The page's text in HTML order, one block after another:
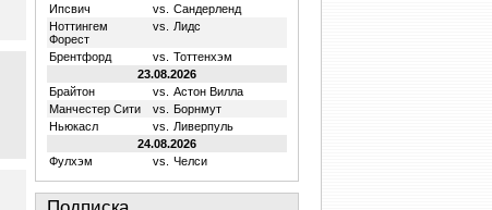
Ипсвич
vs.
Сандерленд
Ноттингем
Форест
vs. Лидс
Брентфорд vs.
Тоттенхэм
23.08.2026
Брайтон
vs.
Астон Вилла
Манчестер Сити
vs.
Борнмут
Ньюкасл
vs.
Ливерпуль
24.08.2026
Фулхэм
vs. Челси